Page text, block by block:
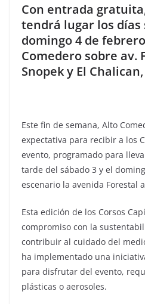
Con entrada
tendrá lugar los días
domingo 4 de
Comedero sobre av.
Snopek y El
Este fin de semana, Alto
expectativa para recibir a los
evento, programado para
tarde del sábado 3 y el
escenario la avenida Forestal
Esta edición de los Corsos
compromiso con la
contribuir al cuidado del
ha implementado una
para disfrutar del evento,
plásticas o aerosoles.